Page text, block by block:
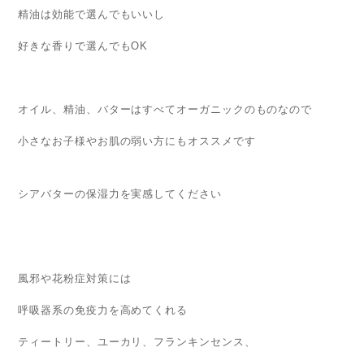
精油は効能で選んでもいいし
好きな香りで選んでもOK
オイル、精油、バターはすべてオーガニックのものなので
小さなお子様やお肌の弱い方にもオススメです
シアバターの保湿力を実感してください
風邪や花粉症対策には
呼吸器系の免疫力を高めてくれる
ティートリー、ユーカリ、フランキンセンス、